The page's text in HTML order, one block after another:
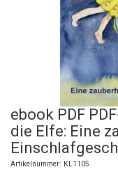
ebook PDF
die Elfe: Eine
Artikelnummer: KL1105